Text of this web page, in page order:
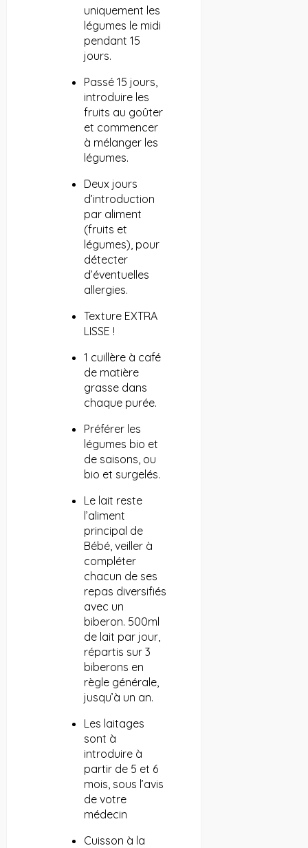
uniquement les
légumes le midi
pendant 15
jours.
Passé 15 jours,
introduire les
fruits au goûter
et commencer
à mélanger les
légumes.
Deux jours
d’introduction
par aliment
(fruits et
légumes), pour
détecter
d’éventuelles
allergies.
Texture EXTRA
LISSE !
1 cuillère à café
de matière
grasse dans
chaque purée.
Préférer les
légumes bio et
de saisons, ou
bio et surgelés.
Le lait reste
l’aliment
principal de
Bébé, veiller à
compléter
chacun de ses
repas diversifiés
avec un
biberon. 500ml
de lait par jour,
répartis sur 3
biberons en
règle générale,
jusqu’à un an.
Les laitages
sont à
introduire à
partir de 5 et 6
mois, sous l’avis
de votre
médecin
Cuisson à la